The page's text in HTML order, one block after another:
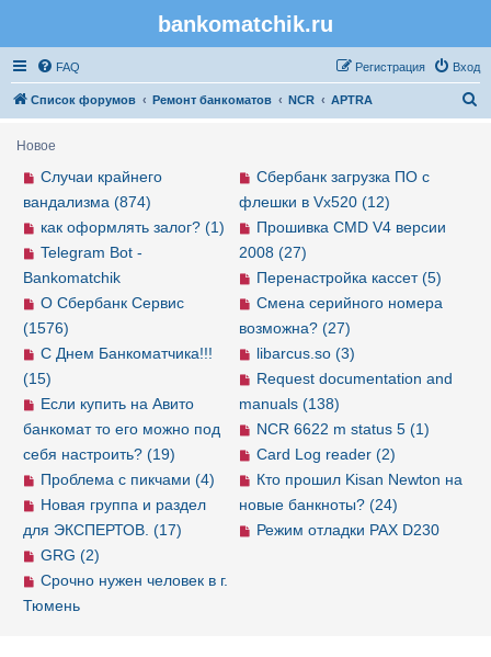
bankomatchik.ru
FAQ Вход
Регистрация
Список форумов Ремонт банкоматов NCR APTRA
Новое
Сбербанк загрузка ПО с
флешки в Vx520 (12)
Прошивка CMD V4 версии
2008 (27)
Перенастройка кассет (5)
Смена серийного номера
возможна? (27)
libarcus.so (3)
Request documentation and
manuals (138)
NCR 6622 m status 5 (1)
Card Log reader (2)
Кто прошил Kisan Newton на
новые банкноты? (24)
Режим отладки PAX D230
Случаи крайнего
вандализма (874)
как оформлять залог? (1)
Telegram Bot -
Bankomatchik
О Сбербанк Сервис
(1576)
С Днем Банкоматчика!!!
(15)
Если купить на Авито
банкомат то его можно под
себя настроить? (19)
Проблема с пикчами (4)
Новая группа и раздел
для ЭКСПЕРТОВ. (17)
GRG (2)
Срочно нужен человек в г.
Тюмень